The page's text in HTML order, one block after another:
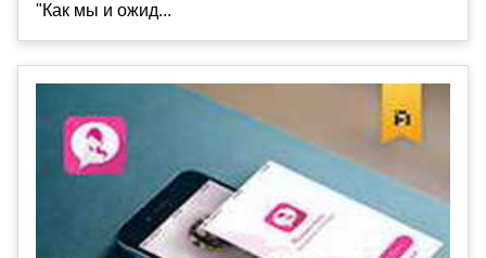
"Как мы и ожид...